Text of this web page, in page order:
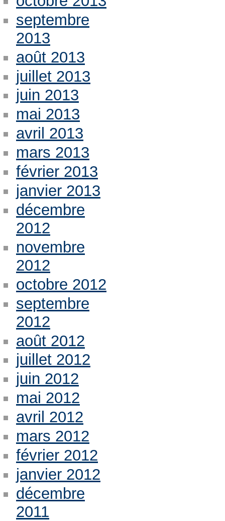
septembre
2013
août 2013
juillet 2013
juin 2013
mai 2013
avril 2013
mars 2013
février 2013
janvier 2013
décembre
2012
novembre
2012
octobre 2012
septembre
2012
août 2012
juillet 2012
juin 2012
mai 2012
avril 2012
mars 2012
février 2012
janvier 2012
décembre
2011